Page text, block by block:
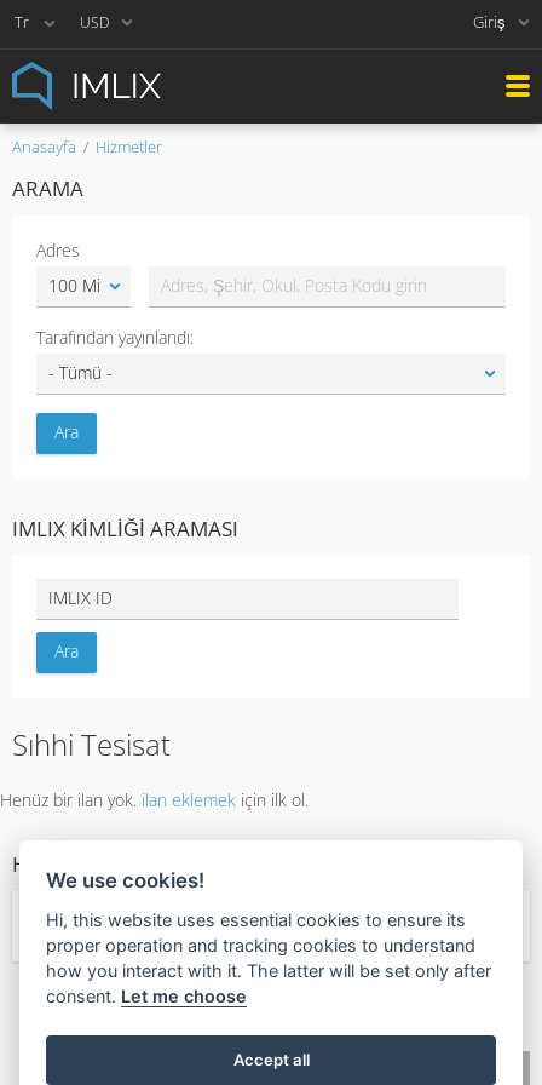
USD Giriş
Anasayfa Hizmetler
ARAMA
Adres
Tarafından yayınlandı:
IMLIX KIMLIĞI ARAMASI
Sıhhi Tesisat
Henüz bir ilan yok. ilan eklemek için ilk ol.
HIZMET KATEGORILERI
← Hizmetler
🧡
We use cookies!
Hi, this website uses essential cookies to ensure its
proper operation and tracking cookies to understand
how you interact with it. The latter will be set only after
consent. Let me choose
Accept all